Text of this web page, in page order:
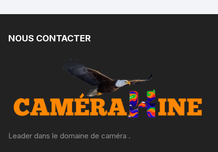
NOUS CONTACTER
Leader dans le domaine de caméra .